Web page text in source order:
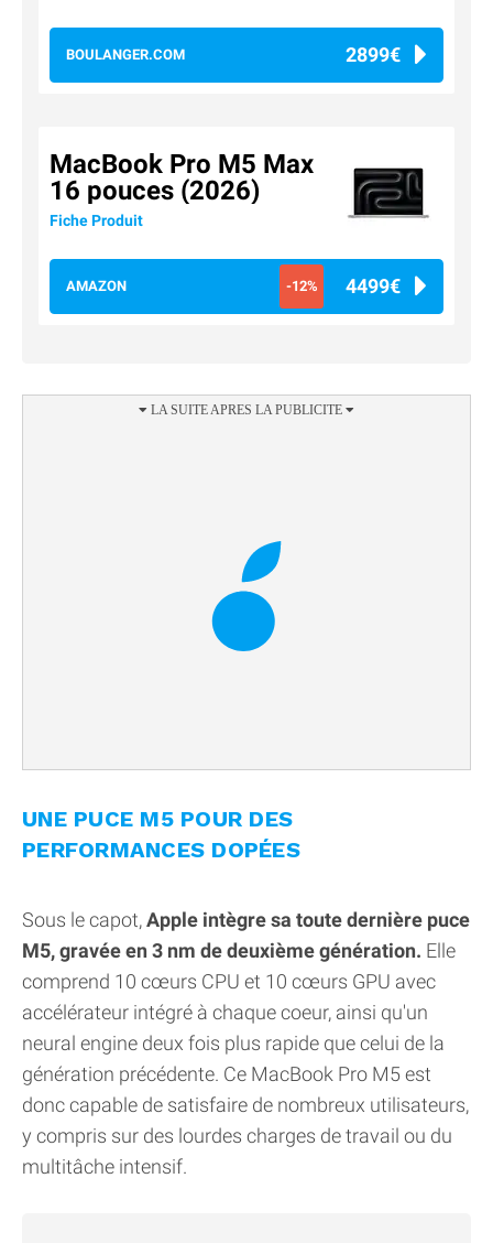
BOULANGER.COM 2899€
MacBook Pro M5 Max
16 pouces (2026)
Fiche Produit
AMAZON -12% 4499€
UNE PUCE M5 POUR DES
PERFORMANCES DOPÉES
Sous le capot,Apple intègre sa toute dernière puce
M5, gravée en 3 nm de deuxième génération. Elle
comprend 10 cœurs CPU et 10 cœurs GPU avec
accélérateur intégré à chaque coeur, ainsi qu'un
neural engine deux fois plus rapide que celui de la
génération précédente. Ce MacBook Pro M5 est
donc capable de satisfaire de nombreux utilisateurs,
y compris sur des lourdes charges de travail ou du
multitâche intensif.